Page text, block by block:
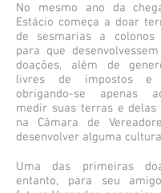
No mesmo ano da
Estácio começa a doar
de sesmarias a colonos
para que
doações, além de
livres de impostos e
obrigando-se apenas
medir suas terras e
na Câmara de
desenvolver alguma
Uma das primeiras
entanto, para seu